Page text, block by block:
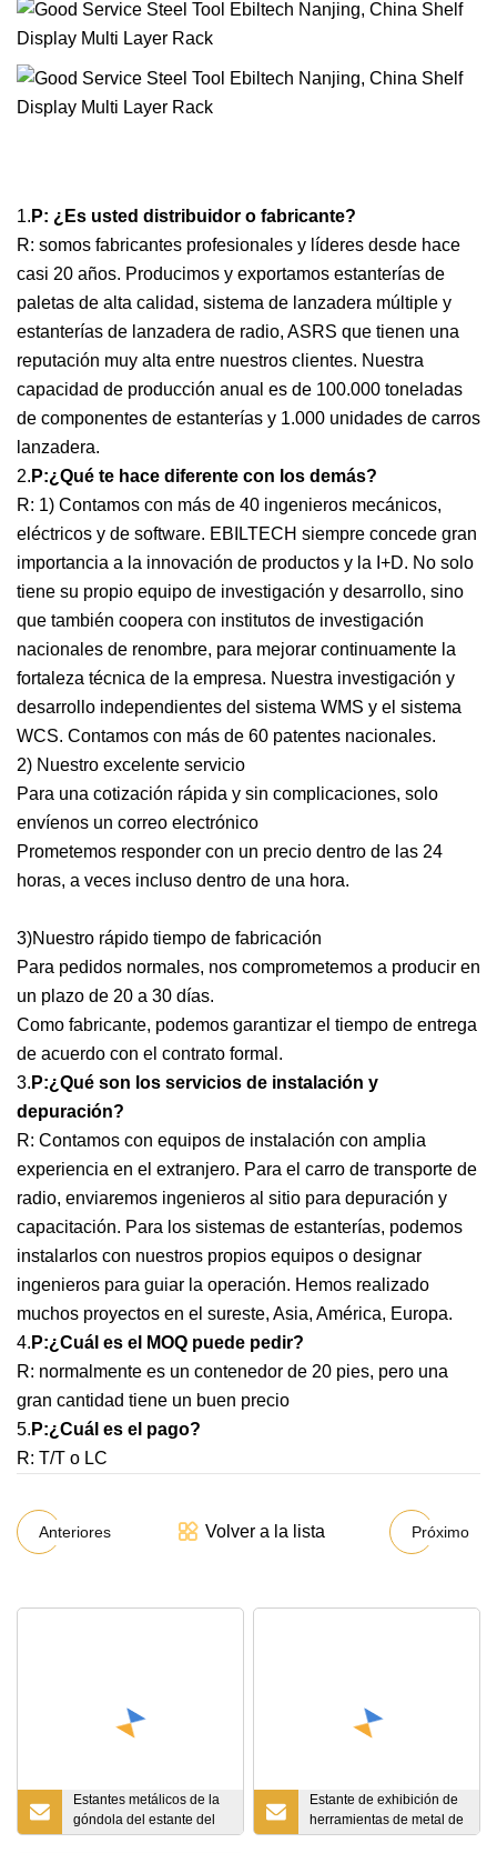
1. P: ¿Es usted distribuidor o fabricante?
R: somos fabricantes profesionales y líderes desde hace
casi 20 años. Producimos y exportamos estanterías de
paletas de alta calidad, sistema de lanzadera múltiple y
estanterías de lanzadera de radio, ASRS que tienen una
reputación muy alta entre nuestros clientes. Nuestra
capacidad de producción anual es de 100.000 toneladas
de componentes de estanterías y 1.000 unidades de carros
lanzadera.
2. P:¿Qué te hace diferente con los demás?
R: 1) Contamos con más de 40 ingenieros mecánicos,
eléctricos y de software. EBILTECH siempre concede gran
importancia a la innovación de productos y la I+D. No solo
tiene su propio equipo de investigación y desarrollo, sino
que también coopera con institutos de investigación
nacionales de renombre, para mejorar continuamente la
fortaleza técnica de la empresa. Nuestra investigación y
desarrollo independientes del sistema WMS y el sistema
WCS. Contamos con más de 60 patentes nacionales.
2) Nuestro excelente servicio
Para una cotización rápida y sin complicaciones, solo
envíenos un correo electrónico
Prometemos responder con un precio dentro de las 24
horas, a veces incluso dentro de una hora.
3)Nuestro rápido tiempo de fabricación
Para pedidos normales, nos comprometemos a producir en
un plazo de 20 a 30 días.
Como fabricante, podemos garantizar el tiempo de entrega
de acuerdo con el contrato formal.
3. P:¿Qué son los servicios de instalación y
depuración?
R: Contamos con equipos de instalación con amplia
experiencia en el extranjero. Para el carro de transporte de
radio, enviaremos ingenieros al sitio para depuración y
capacitación. Para los sistemas de estanterías, podemos
instalarlos con nuestros propios equipos o designar
ingenieros para guiar la operación. Hemos realizado
muchos proyectos en el sureste, Asia, América, Europa.
4. P:¿Cuál es el MOQ puede pedir?
R: normalmente es un contenedor de 20 pies, pero una
gran cantidad tiene un buen precio
5. P:¿Cuál es el pago?
R: T/T o LC
Anteriores Volver a la lista Próximo
Estantes metálicos de la
góndola del estante del
supermercado del equipo
Estante de exhibición de
herramientas de metal de
alta calidad con gancho